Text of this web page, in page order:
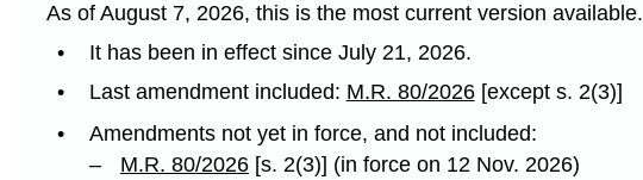
As of August 7, 2026, this is the most current version available.
It has been in effect since July 21, 2026.
Last amendment included: M.R. 80/2026[except s. 2(3)]
Amendments not yet in force, and not included:
M.R. 80/2026[s. 2(3)] (in force on 12 Nov. 2026)